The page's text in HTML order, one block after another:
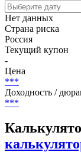
Нет данных
Страна риска
Россия
Текущий купон
-
Цена
***
Доходность /
***